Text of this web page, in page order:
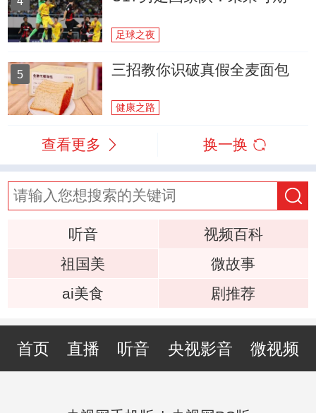
足球之夜
5 三招教你识破真假全麦面包
健康之路
查看更多 换一换
听音
视频百科
祖国美
微故事
ai美食
剧推荐
首页 直播 听音 央视影音 微视频